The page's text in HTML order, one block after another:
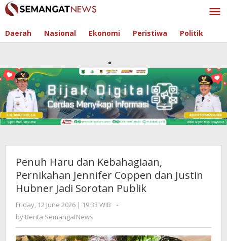
Skip
to
Daerah Nasional Ekonomi Peristiwa Politik
Penuh Haru dan Kebahagiaan,
Pernikahan Jennifer Coppen dan Justin
Hubner Jadi Sorotan Publik
Friday, 12 June 2026 | 19:33 WIB
by
-
by Berita SemangatNews